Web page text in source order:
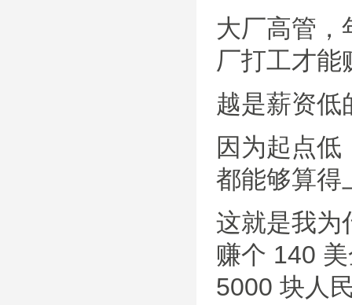
大厂高管，
厂打工才能
越是薪资低
因为起点
都能够算得
这就是我为
赚个 140
5000 块人